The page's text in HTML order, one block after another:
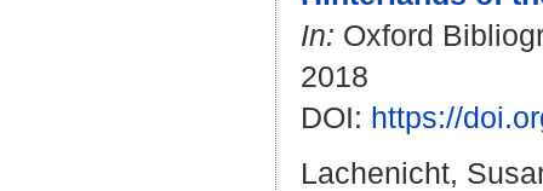
In: Oxford
2018
DOI: https://
Lachenicht,